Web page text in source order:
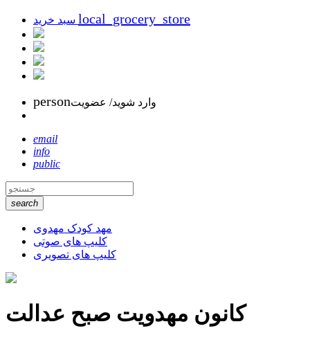
local_grocery_store
personوارد شوید/ عضویت
email
info
public
search
مهد کودک مهدوی
کلیپ های صوتی
کلیپ های تصویری
کانون مهدویت صبح عدالت